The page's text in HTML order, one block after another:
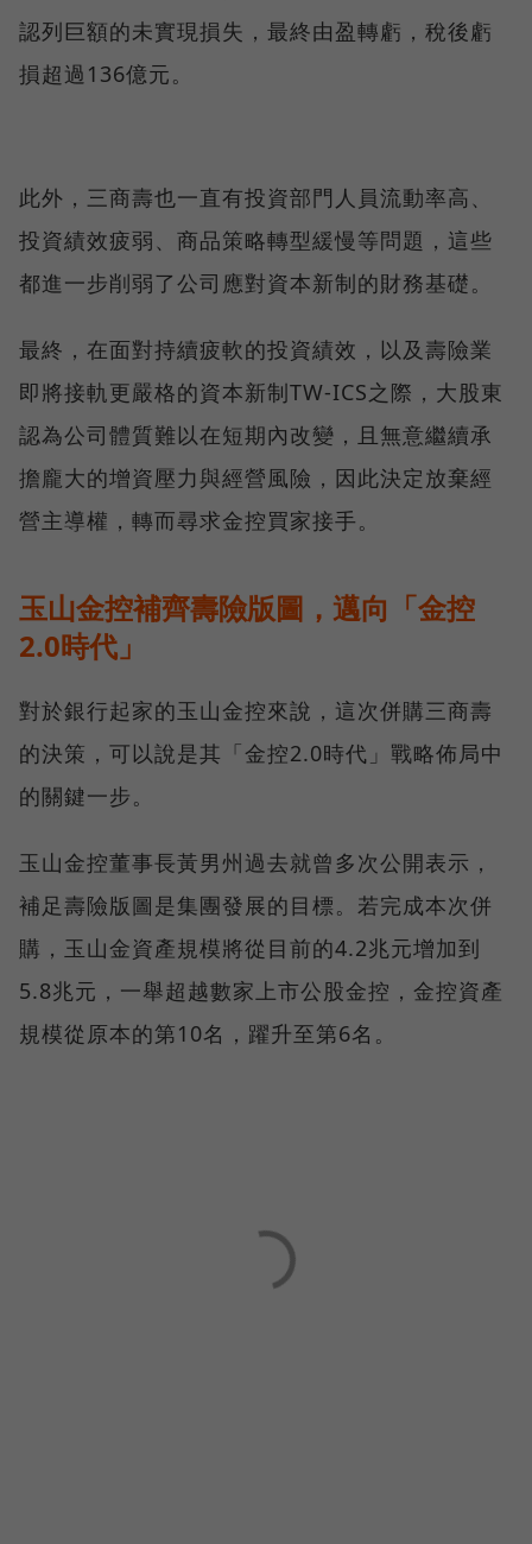
認列巨額的未實現損失，最終由盈轉虧，稅後虧
損超過136億元。
此外，三商壽也一直有投資部門人員流動率高、
投資績效疲弱、商品策略轉型緩慢等問題，這些
都進一步削弱了公司應對資本新制的財務基礎。
最終，在面對持續疲軟的投資績效，以及壽險業
即將接軌更嚴格的資本新制TW-ICS之際，大股東
認為公司體質難以在短期內改變，且無意繼續承
擔龐大的增資壓力與經營風險，因此決定放棄經
營主導權，轉而尋求金控買家接手。
玉山金控補齊壽險版圖，邁向「金控
2.0時代」
對於銀行起家的玉山金控來說，這次併購三商壽
的決策，可以說是其「金控2.0時代」戰略佈局中
的關鍵一步。
玉山金控董事長黃男州過去就曾多次公開表示，
補足壽險版圖是集團發展的目標。若完成本次併
購，玉山金資產規模將從目前的4.2兆元增加到
5.8兆元，一舉超越數家上市公股金控，金控資產
規模從原本的第10名，躍升至第6名。